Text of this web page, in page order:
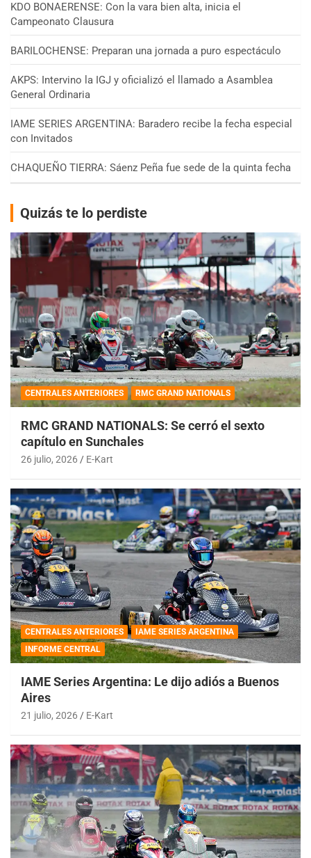
KDO BONAERENSE: Con la vara bien alta, inicia el
Campeonato Clausura
BARILOCHENSE: Preparan una jornada a puro espectáculo
AKPS: Intervino la IGJ y oficializó el llamado a Asamblea
General Ordinaria
IAME SERIES ARGENTINA: Baradero recibe la fecha especial
con Invitados
CHAQUEÑO TIERRA: Sáenz Peña fue sede de la quinta fecha
Quizás te lo perdiste
CENTRALES ANTERIORES RMC GRAND NATIONALS
RMC GRAND NATIONALS: Se cerró el sexto
capítulo en Sunchales
26 julio, 2026 E-Kart
CENTRALES ANTERIORES
IAME SERIES ARGENTINA
INFORME CENTRAL
IAME Series Argentina: Le dijo adiós a Buenos
Aires
21 julio, 2026 E-Kart